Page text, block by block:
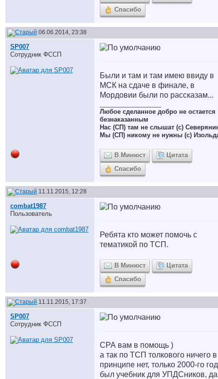
Спасибо
06.06.2014, 23:38
SP007
Сотрудник ФССП
Были и там и там имею ввиду в
МСК на сдаче в финале, в
Мордовии были по рассказам...
Любое сделанное добро не остается
безнаказанным
Нас (СП) там не слышат (с)
Мы (СП) никому не нужны (с)
В Минюст
Цитата
Спасибо
11.11.2015, 12:28
combat1987
Пользователь
Ребята кто может помочь с
тематикой по ТСП.
В Минюст
Цитата
Спасибо
11.11.2015, 17:37
SP007
Сотрудник ФССП
СРА вам в помощь )
а так по ТСП толкового ничего в
принципе нет, только 2000-го
был учебник для УПДСников, да